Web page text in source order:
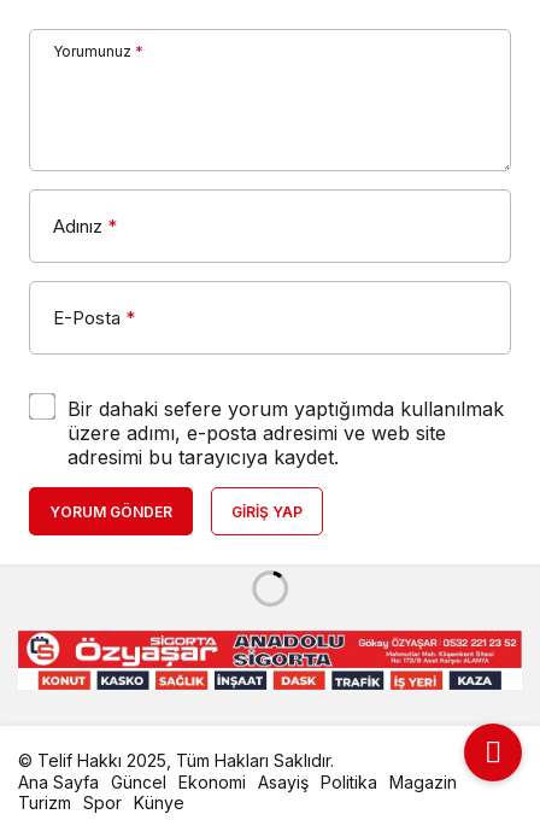
Yorumunuz *
Adınız *
E-Posta *
Bir dahaki sefere yorum yaptığımda kullanılmak
üzere adımı, e-posta adresimi ve web site
adresimi bu tarayıcıya kaydet.
YORUM GÖNDER GIRIŞ YAP
© Telif Hakkı 2025, Tüm Hakları Saklıdır.
Ana Sayfa
Güncel Ekonomi Asayiş Politika
Magazin
Turizm
Spor Künye